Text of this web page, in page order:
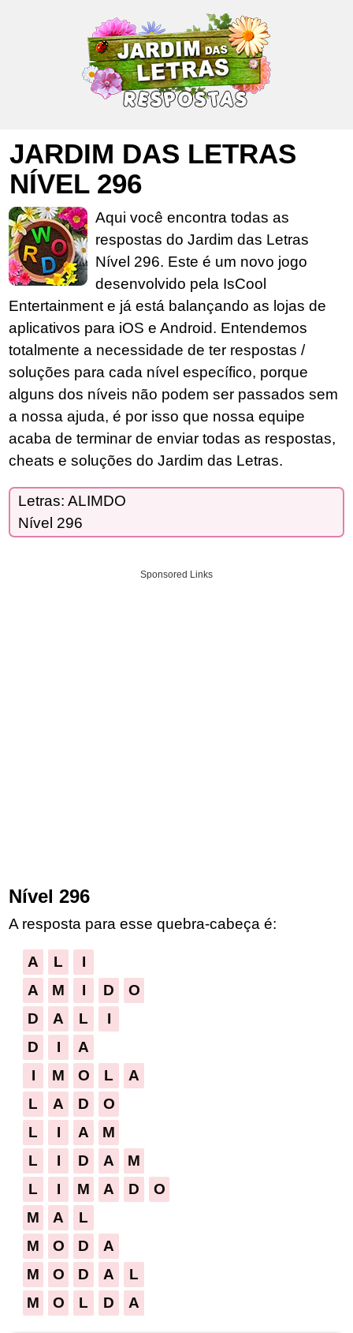
JARDIM DAS LETRAS
NÍVEL 296
Aqui você encontra todas as
respostas do Jardim das Letras
Nível 296. Este é um novo jogo
desenvolvido pela IsCool
Entertainment e já está balançando as lojas de
aplicativos para iOS e Android. Entendemos
totalmente a necessidade de ter respostas /
soluções para cada nível específico, porque
alguns dos níveis não podem ser passados sem
a nossa ajuda, é por isso que nossa equipe
acaba de terminar de enviar todas as respostas,
cheats e soluções do Jardim das Letras.
Letras: ALIMDO
Nível 296
Sponsored Links
Nível 296
A resposta para esse quebra-cabeça é:
A L
I
A
M I D
O
D
A L
I
D
I
A
I
M O L
A
L
A D
O
L
I A
M
L
I D A
M
L
I M A D
O
M
A
L
M
O D
A
M
O D A
L
M
O L D A